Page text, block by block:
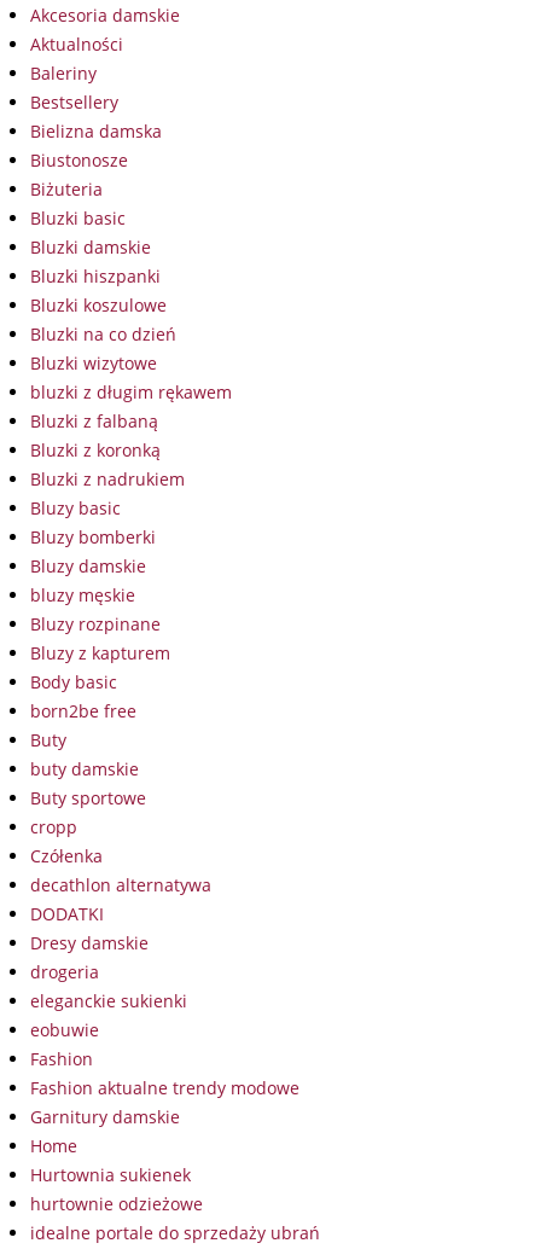
Akcesoria damskie
Aktualności
Baleriny
Bestsellery
Bielizna damska
Biustonosze
Biżuteria
Bluzki basic
Bluzki damskie
Bluzki hiszpanki
Bluzki koszulowe
Bluzki na co dzień
Bluzki wizytowe
bluzki z długim rękawem
Bluzki z falbaną
Bluzki z koronką
Bluzki z nadrukiem
Bluzy basic
Bluzy bomberki
Bluzy damskie
bluzy męskie
Bluzy rozpinane
Bluzy z kapturem
Body basic
born2be free
Buty
buty damskie
Buty sportowe
cropp
Czółenka
decathlon alternatywa
DODATKI
Dresy damskie
drogeria
eleganckie sukienki
eobuwie
Fashion
Fashion aktualne trendy modowe
Garnitury damskie
Home
Hurtownia sukienek
hurtownie odzieżowe
idealne portale do sprzedaży ubrań